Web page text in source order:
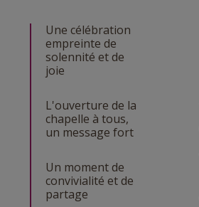
Une célébration
empreinte de
solennité et de
joie
L'ouverture de la
chapelle à tous,
un message fort
Un moment de
convivialité et de
partage